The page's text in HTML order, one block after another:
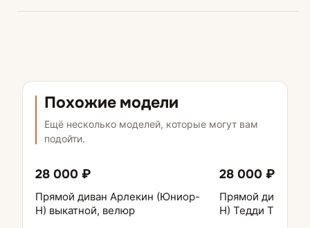
Похожие модели
Ещё несколько моделей, которые могут вам
подойти.
28 000 ₽
Прямой диван Арлекин (Юниор-
Н) выкатной, велюр
28 000 ₽
Прямой диван
Н) Тедди ТС 29